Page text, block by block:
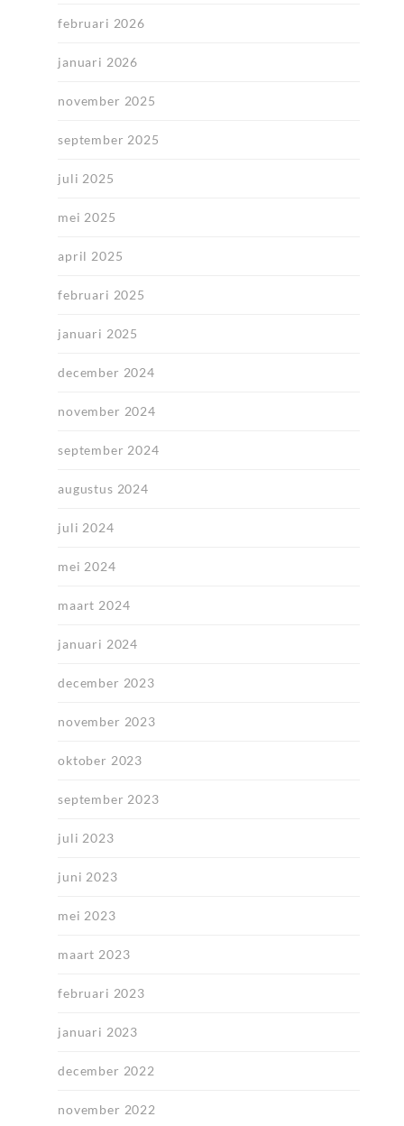
februari 2026
januari 2026
november 2025
september 2025
juli 2025
mei 2025
april 2025
februari 2025
januari 2025
december 2024
november 2024
september 2024
augustus 2024
juli 2024
mei 2024
maart 2024
januari 2024
december 2023
november 2023
oktober 2023
september 2023
juli 2023
juni 2023
mei 2023
maart 2023
februari 2023
januari 2023
december 2022
november 2022